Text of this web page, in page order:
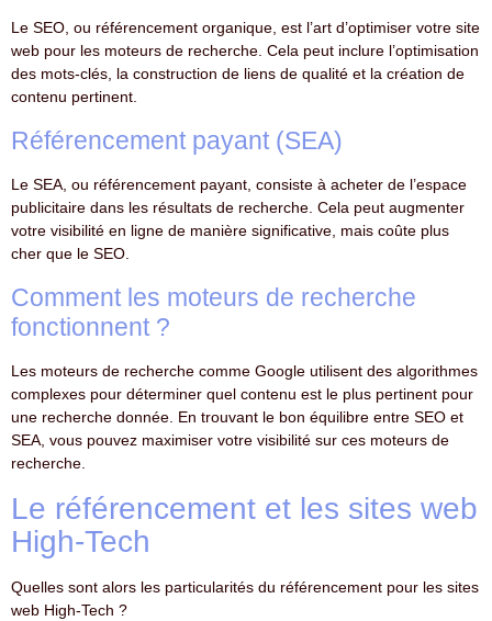
Le SEO, ou référencement organique, est l’art d’optimiser votre site
web pour les moteurs de recherche. Cela peut inclure l’optimisation
des mots-clés, la construction de liens de qualité et la création de
contenu pertinent.
Référencement payant (SEA)
Le SEA, ou référencement payant, consiste à acheter de l’espace
publicitaire dans les résultats de recherche. Cela peut augmenter
votre visibilité en ligne de manière significative, mais coûte plus
cher que le SEO.
Comment les moteurs de recherche
fonctionnent ?
Les moteurs de recherche comme Google utilisent des algorithmes
complexes pour déterminer quel contenu est le plus pertinent pour
une recherche donnée. En trouvant le bon équilibre entre SEO et
SEA, vous pouvez maximiser votre visibilité sur ces moteurs de
recherche.
Le référencement et les sites web
High-Tech
Quelles sont alors les particularités du référencement pour les sites
web High-Tech ?